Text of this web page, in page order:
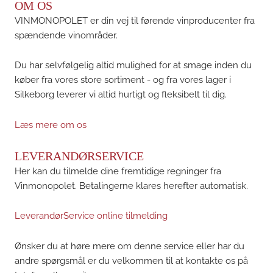
OM OS
VINMONOPOLET er din vej til førende vinproducenter fra
spændende vinområder.
Du har selvfølgelig altid mulighed for at smage inden du
køber fra vores store sortiment - og fra vores lager i
Silkeborg leverer vi altid hurtigt og fleksibelt til dig.
Læs mere om os
LEVERANDØRSERVICE
Her kan du tilmelde dine fremtidige regninger fra
Vinmonopolet. Betalingerne klares herefter automatisk.
LeverandørService online tilmelding
Ønsker du at høre mere om denne service eller har du
andre spørgsmål er du velkommen til at kontakte os på